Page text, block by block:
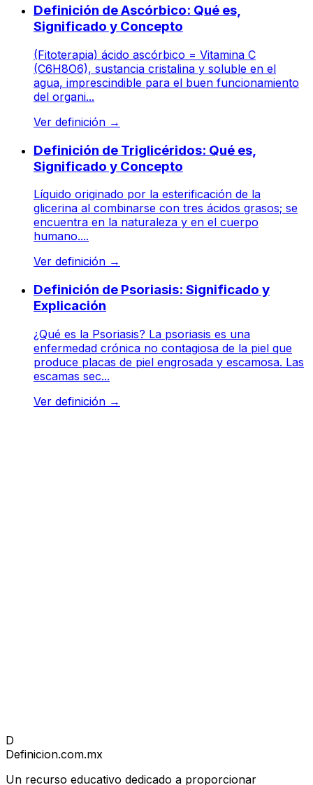
Definición de Ascórbico: Qué es,
Significado y Concepto
(Fitoterapia) ácido ascórbico = Vitamina C
(C6H8O6), sustancia cristalina y soluble en el
agua, imprescindible para el buen funcionamiento
del organi...
Ver definición →
Definición de Triglicéridos: Qué es,
Significado y Concepto
Líquido originado por la esterificación de la
glicerina al combinarse con tres ácidos grasos; se
encuentra en la naturaleza y en el cuerpo
humano....
Ver definición →
Definición de Psoriasis: Significado y
Explicación
¿Qué es la Psoriasis? La psoriasis es una
enfermedad crónica no contagiosa de la piel que
produce placas de piel engrosada y escamosa. Las
escamas sec...
Ver definición →
D
Definicion.com.mx
Un recurso educativo dedicado a proporcionar